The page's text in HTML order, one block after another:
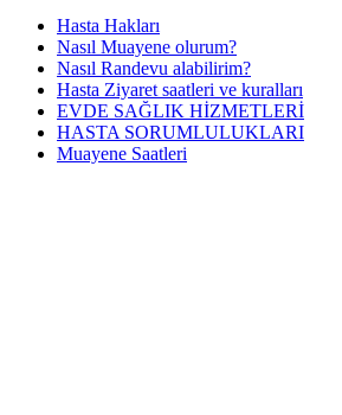
Hasta Hakları
Nasıl Muayene olurum?
Nasıl Randevu alabilirim?
Hasta Ziyaret saatleri ve kuralları
EVDE SAĞLIK HİZMETLERİ
HASTA SORUMLULUKLARI
Muayene Saatleri